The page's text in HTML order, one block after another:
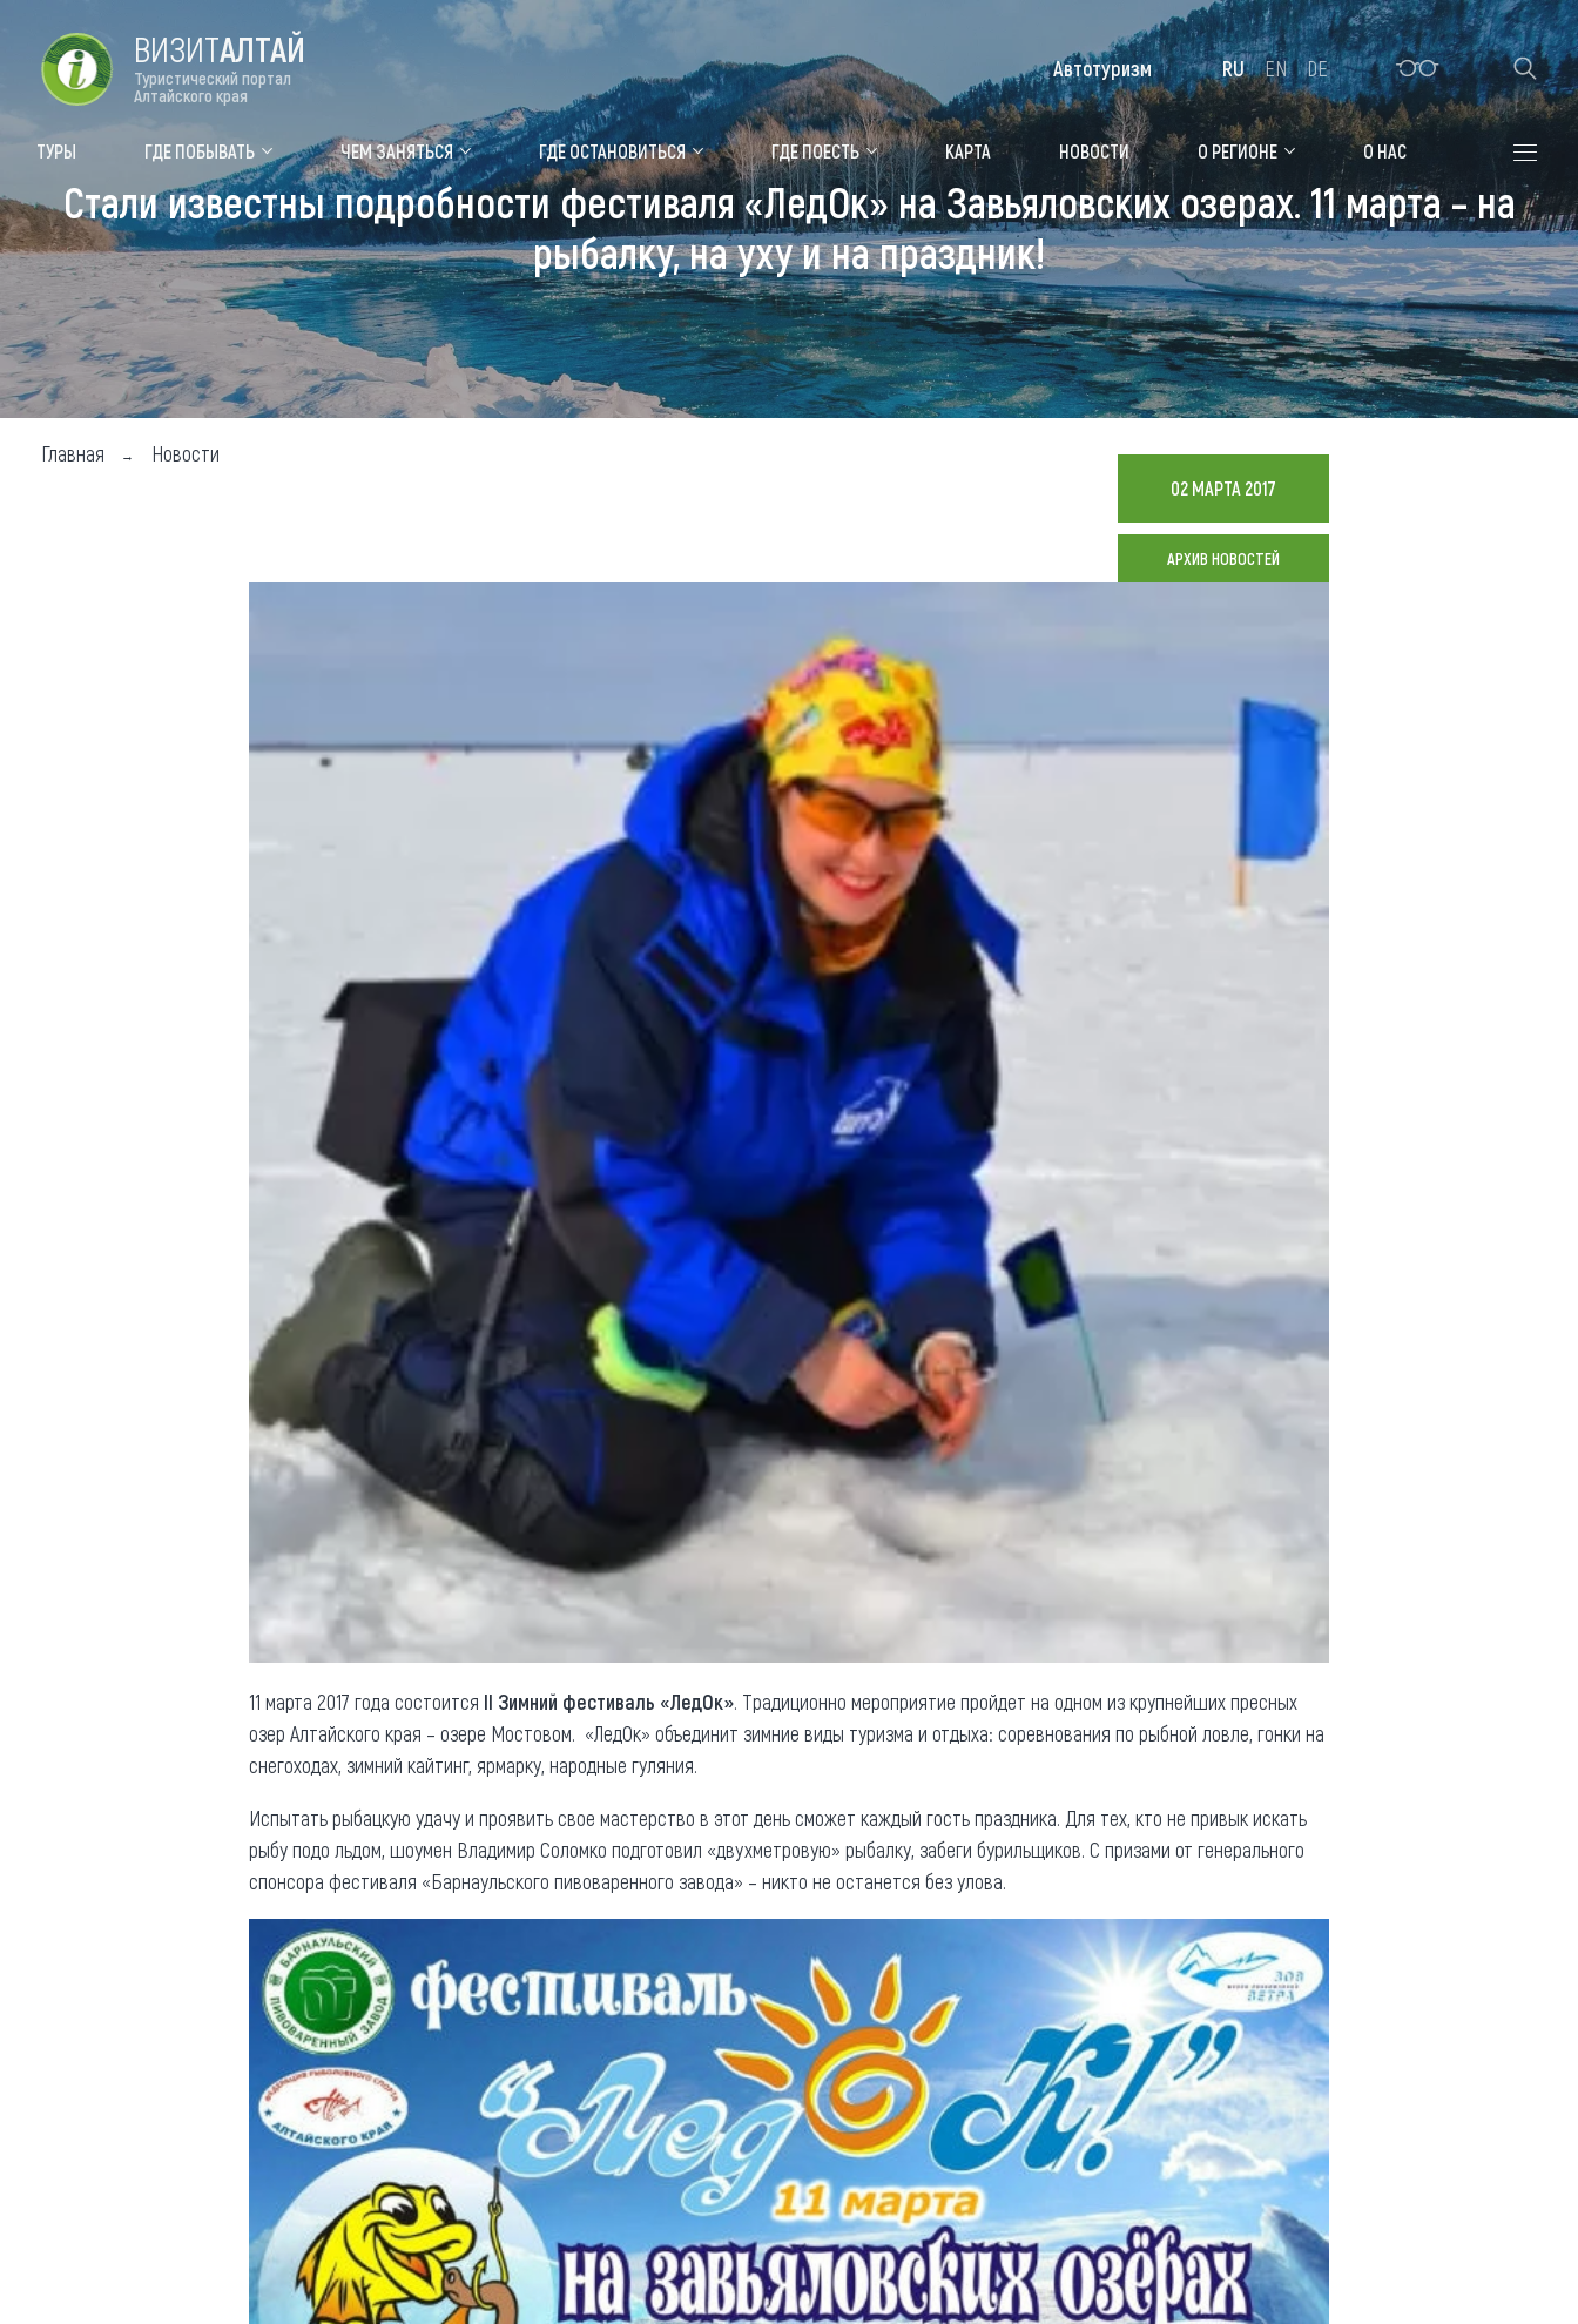
Форум VISIT ALTAI Цветение маральника Медицинский форум Алтайская зимовка
Туры Где побывать
Объекты природы
Объекты истории и культуры
Объекты развлечений
Топ туристических мест
Чем заняться
Календарь событий
Аудиогид
Мой маршрут
Где остановиться
Санатории
Гостиницы, отели
Коттеджи, базы
Сельские усадьбы
Мотели, придорожные отели
Как добраться
Люди, прославившие Алтай
Карты и буклеты
Коллекция впечатлений
Фотогалерея
Противодействие коррупции
ВИЗИТАЛТАЙ
Туристический портал
Алтайского края
ТУРЫ ГДЕ ПОБЫВАТЬ ЧЕМ ЗАНЯТЬСЯ ГДЕ ОСТАНОВИТЬСЯ ГДЕ ПОЕСТЬ КАРТА НОВОСТИ О РЕГИОНЕ О НАС
Автотуризм RU EN DE
Стали известны подробности фестиваля «ЛедОк» на Завьяловских озерах. 11 марта – на
рыбалку, на уху и на праздник!
Главная Новости
02 МАРТА 2017
АРХИВ НОВОСТЕЙ
11 марта 2017 года состоится II Зимний фестиваль «ЛедОк». Традиционно мероприятие пройдет на одном из крупнейших пресных
озер Алтайского края – озере Мостовом. «ЛедОк» объединит зимние виды туризма и отдыха: соревнования по рыбной ловле, гонки на
снегоходах, зимний кайтинг, ярмарку, народные гуляния.
Испытать рыбацкую удачу и проявить свое мастерство в этот день сможет каждый гость праздника. Для тех, кто не привык искать
рыбу подо льдом, шоумен Владимир Соломко подготовил «двухметровую» рыбалку, забеги бурильщиков. С призами от генерального
спонсора фестиваля «Барнаульского пивоваренного завода» – никто не останется без улова.